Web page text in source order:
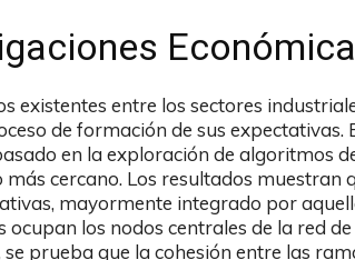
existentes entre los sectores
de formación de sus expectativas.
en la exploración de algoritmos
más cercano. Los resultados muestran
mayormente integrado por
los nodos centrales de la red
prueba que la cohesión entre las